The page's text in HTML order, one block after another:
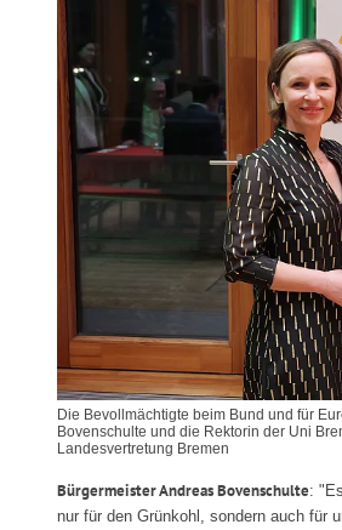
Die Bevollmächtigte beim Bund und für
Bovenschulte und die Rektorin der Uni
Landesvertretung Bremen
Bürgermeister Andreas Bovenschulte:
nur für den Grünkohl, sondern auch für